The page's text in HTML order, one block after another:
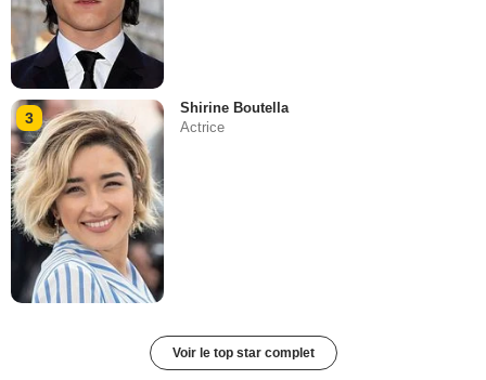
3
Shirine Boutella
Actrice
Voir le top star complet